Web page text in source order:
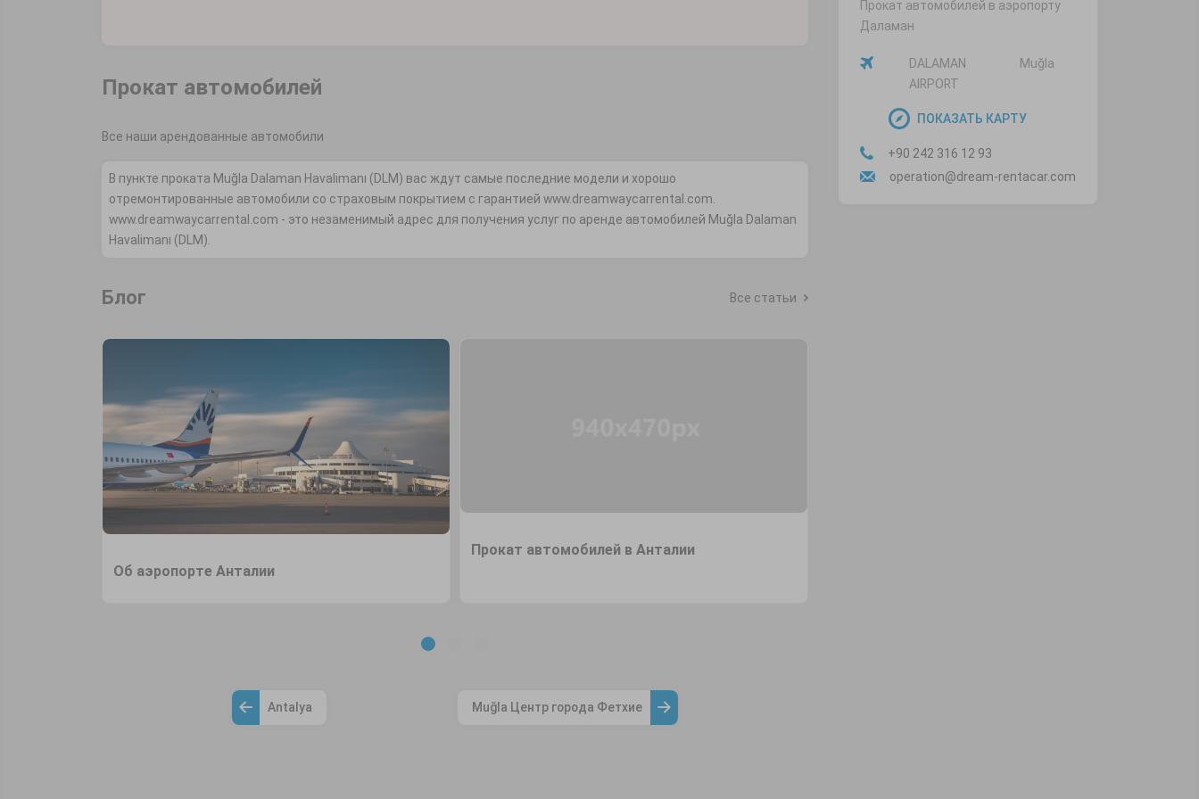
Прокат автомобилей
Все наши арендованные автомобили
В пункте проката Muğla Dalaman Havalimanı (DLM) вас ждут самые последние модели и хорошо
отремонтированные автомобили со страховым покрытием с гарантией www.dreamwaycarrental.com.
www.dreamwaycarrental.com - это незаменимый адрес для получения услуг по аренде автомобилей Muğla Dalaman
Havalimanı (DLM).
Блог Все статьи
Об аэропорте Анталии
Прокат автомобилей в Анталии
Antalya Muğla Центр города Фетхие
Прокат автомобилей в аэропорту
Даламан
DALAMAN
AIRPORT
Muğla
ПОКАЗАТЬ КАРТУ
+90 242 316 12 93
operation@dream-rentacar.com